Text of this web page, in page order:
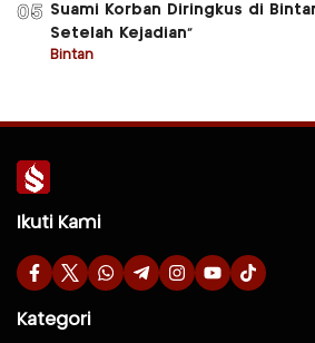
05 Suami Korban Diringkus di
Setelah Kejadian”
Bintan
Ikuti Kami
Kategori